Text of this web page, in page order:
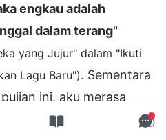
engkau adalah
dalam terang"
yang Jujur" dalam "Ikuti
Lagu Baru"). Sementara
ini, aku merasa
berdoa sebelum